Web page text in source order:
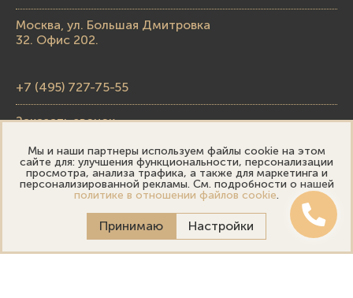
Москва, ул. Большая Дмитровка
32. Офис 202.
+7 (495) 727-75-55
Заказать звонок
skupka@emporiumgold.com
sale@emporiumgold.com
Режим работы:
Пн-Пт: 10:00–20:00
Мы и наши партнеры используем файлы cookie на этом
сайте для: улучшения функциональности, персонализации
просмотра, анализа трафика, а также для маркетинга и
персонализированной рекламы. См. подробности о нашей
политике в отношении файлов cookie.
Принимаю Настройки